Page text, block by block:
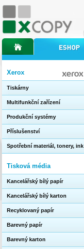
Xerox
Tiskárny
Multifunkční zařízení
Produkční systémy
Příslušenství
Spotřební materiál, tonery, ink
Tisková média
Kancelářský bílý papír
Kancelářský bílý karton
Recyklovaný papír
Barevný papír
Barevný karton
úvodní stránka xcopyinternetový obchod xcopy